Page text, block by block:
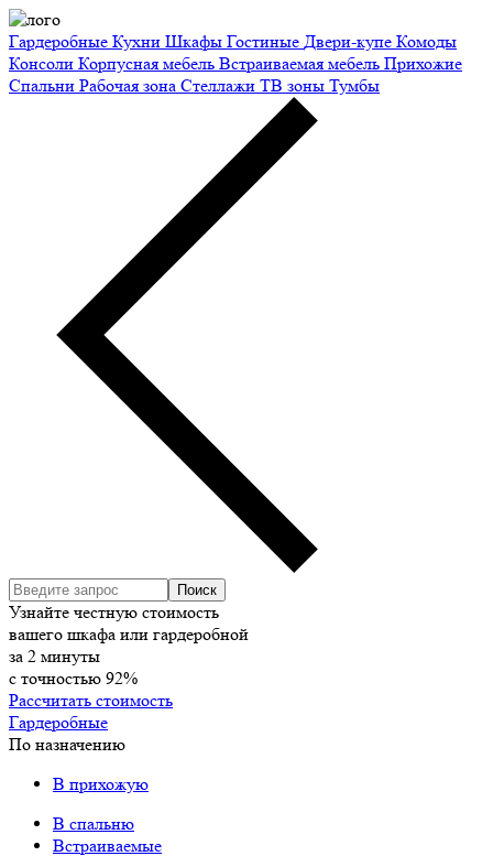
Гардеробные Кухни Шкафы Гостиные Двери-купе Комоды
Консоли Корпусная мебель Встраиваемая мебель Прихожие
Спальни Рабочая зона Стеллажи ТВ зоны Тумбы
Узнайте честную стоимость
вашего шкафа или гардеробной
за 2 минуты
с точностью 92%
Рассчитать стоимость
Гардеробные
По назначению
В прихожую
В спальню
Встраиваемые